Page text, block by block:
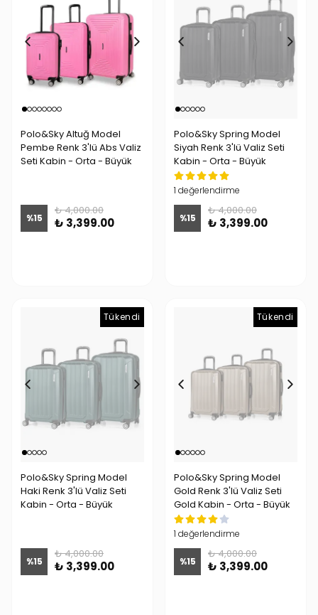
Polo&Sky Altuğ Model
Pembe Renk 3'lü Abs Valiz
Seti Kabin - Orta - Büyük
%15
₺ 4,000.00
₺ 3,399.00
Polo&Sky Spring Model
Siyah Renk 3'lü Valiz Seti
Kabin - Orta - Büyük
1 değerlendirme
%15
₺ 4,000.00
₺ 3,399.00
Tükendi Tükendi
Polo&Sky Spring Model
Haki Renk 3'lü Valiz Seti
Kabin - Orta - Büyük
%15
₺ 4,000.00
₺ 3,399.00
Tükendi
Polo&Sky Spring Model
Gold Renk 3'lü Valiz Seti
Gold Kabin - Orta - Büyük
1 değerlendirme
%15
₺ 4,000.00
₺ 3,399.00